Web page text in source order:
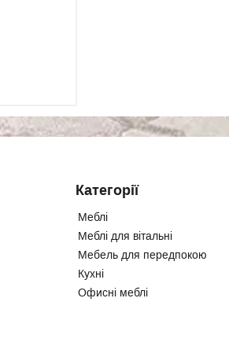
Категорії
Меблі
Меблі для вітальні
Мебель для передпокою
Кухні
Офисні меблі